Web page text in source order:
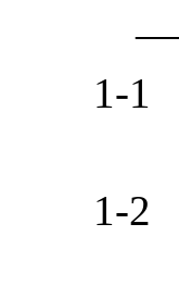
——
1-1 多
——
1-2 環
——